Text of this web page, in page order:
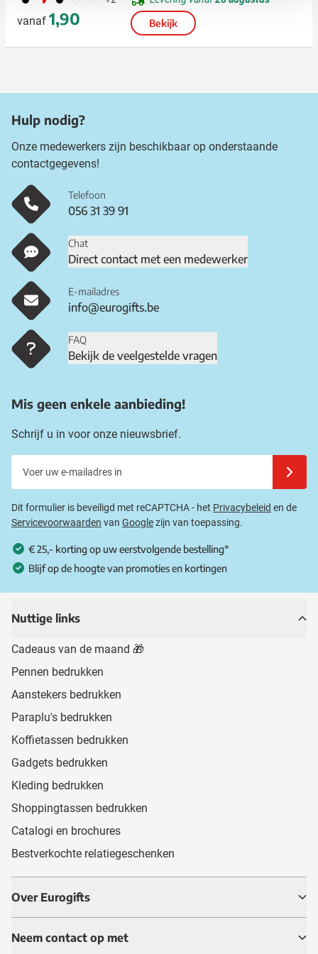
vanaf 1,90 Bekijk
Hulp nodig?
Onze medewerkers zijn beschikbaar op onderstaande
contactgegevens!
Telefoon
056 31 39 91
Chat
Direct contact met een medewerker
E-mailadres
info@eurogifts.be
FAQ
Bekijk de veelgestelde vragen
Mis geen enkele aanbieding!
Schrijf u in voor onze nieuwsbrief.
Dit formulier is beveiligd met reCAPTCHA - het Privacybeleid en de
Servicevoorwaarden van Googlezijn van toepassing.
€ 25,- korting op uw eerstvolgende bestelling*
Blijf op de hoogte van promoties en kortingen
Nuttige links
Cadeaus van de maand 🎁
Pennen bedrukken
Aanstekers bedrukken
Paraplu's bedrukken
Koffietassen bedrukken
Gadgets bedrukken
Kleding bedrukken
Shoppingtassen bedrukken
Catalogi en brochures
Bestverkochte relatiegeschenken
Over Eurogifts
Neem contact op met